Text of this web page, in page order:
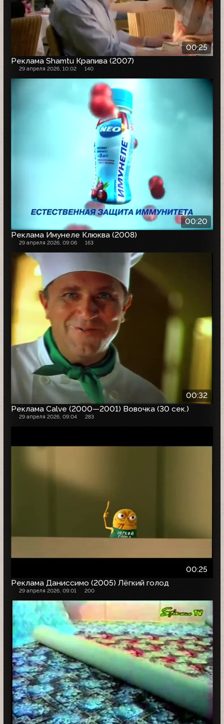
00:25
Реклама Shamtu Крапива (2007)
29 апреля 2026, 10:02 140
00:20
Реклама Имунеле Клюква (2008)
29 апреля 2026, 09:06 163
00:32
Реклама Calve (2000—2001) Вовочка (30 сек.)
29 апреля 2026, 09:04 283
00:25
Реклама Даниссимо (2005) Лёгкий голод
29 апреля 2026, 09:01 200